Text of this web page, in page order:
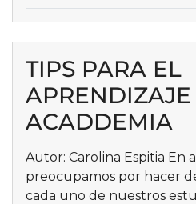
TIPS PARA EL
APRENDIZAJE
ACADDEMIA
Autor: Carolina Espitia En
preocupamos por hacer
cada uno de nuestros